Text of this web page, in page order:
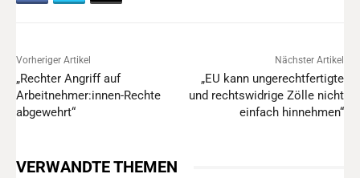
Vorheriger Artikel
„Rechter Angriff auf
Arbeitnehmer:innen-Rechte
abgewehrt“
Nächster Artikel
„EU kann ungerechtfertigte
und rechtswidrige Zölle nicht
einfach hinnehmen“
VERWANDTE THEMEN